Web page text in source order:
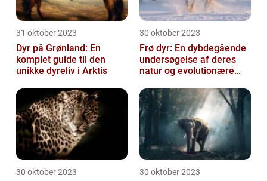
31 oktober 2023
Dyr på Grønland: En
komplet guide til den
unikke dyreliv i Arktis
30 oktober 2023
Frø dyr: En dybdegående
undersøgelse af deres
natur og evolutionære
30 oktober 2023 30 oktober 2023